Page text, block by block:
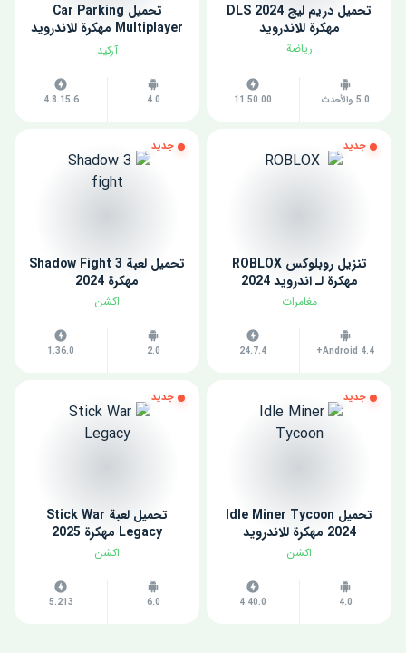
تحميل دريم ليج 2024 DLS
مهكرة للاندرويد
رياضة
5.0 والأحدث 11.50.00
تحميل Car Parking
Multiplayer مهكرة للاندرويد
اخر اصدار
آركيد
4.0
4.8.15.6
جديد
تنزيل روبلوكس ROBLOX
مهكرة لـ اندرويد 2024
مغامرات
Android 4.4+
24.7.4
جديد
تحميل لعبة Shadow Fight 3
مهكرة 2024
اكشن
2.0
1.36.0
جديد
تحميل Idle Miner Tycoon
2024 مهكرة للاندرويد
اكشن
4.0
4.40.0
جديد
تحميل لعبة Stick War
Legacy مهكرة 2025
اكشن
6.0
5.213